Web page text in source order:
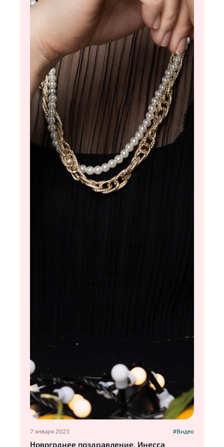
7 января 2025 #Видео
Новогоднее поздравление. Инесса